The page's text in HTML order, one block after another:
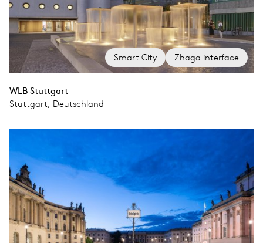
Smart City Zhaga interface
WLB Stuttgart
Stuttgart, Deutschland